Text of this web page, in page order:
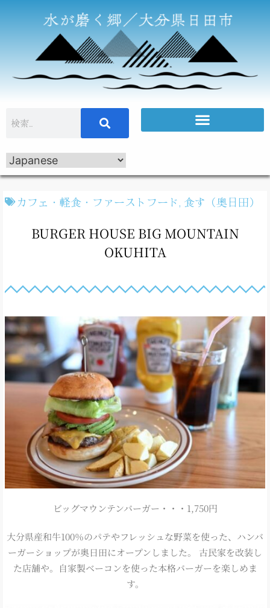
カフェ・軽食・ファーストフード, 食す（奥日田）
BURGER HOUSE BIG MOUNTAIN
OKUHITA
ビッグマウンテンバーガー・・・1,750円
大分県産和牛100％のパテやフレッシュな野菜を使った、ハンバ
ーガーショップが奥日田にオープンしました。 古民家を改装し
た店舗や。自家製ベーコンを使った本格バーガーを楽しめま
す。